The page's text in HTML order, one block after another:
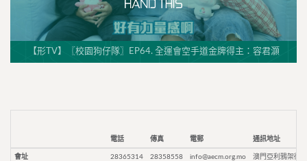
【形TV】〖校園狗仔隊〗EP64. 全運會空手道金牌得主：容君灝
電話 傳真 電郵 通訊地址
會址 28365314 28358558 info@aecm.org.mo 澳門亞利鴉架街9